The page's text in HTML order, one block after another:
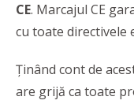
CE. Marcajul CE
cu toate directivele
Ținând cont de
are grijă ca toate